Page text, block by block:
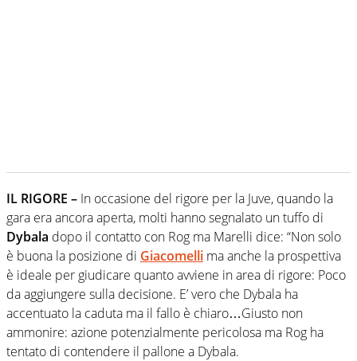
IL RIGORE – In occasione del rigore per la Juve, quando la
gara era ancora aperta, molti hanno segnalato un tuffo di
Dybala dopo il contatto con Rog ma Marelli dice: “Non solo
è buona la posizione di Giacomelli ma anche la prospettiva
è ideale per giudicare quanto avviene in area di rigore: Poco
da aggiungere sulla decisione. E’ vero che Dybala ha
accentuato la caduta ma il fallo è chiaro…Giusto non
ammonire: azione potenzialmente pericolosa ma Rog ha
tentato di contendere il pallone a Dybala.